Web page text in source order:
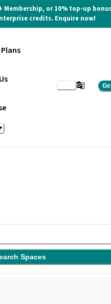
or 10% top-up
credits. Enquire now!
Spaces
동 복합
관 3F